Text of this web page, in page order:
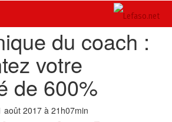
La chronique du coach
du coach :
votre
de 600%
août 2017 à 21h07min